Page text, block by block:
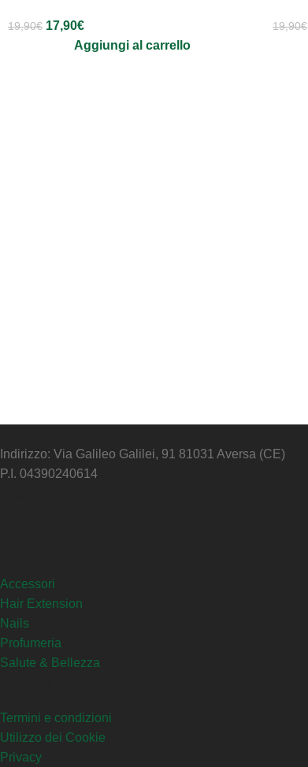
19,90€ 17,90€
Aggiungi al carrello
19,90€
Indirizzo: Via Galileo Galilei, 91 81031 Aversa (CE)
P.I. 04390240614
Accessori
Hair Extension
Nails
Profumeria
Salute & Bellezza
Termini e condizioni
Utilizzo dei Cookie
Privacy